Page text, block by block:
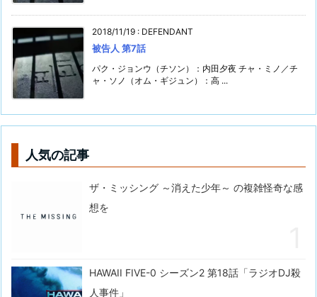
2018/11/19 : DEFENDANT
被告人 第7話
パク・ジョンウ（チソン）：内田夕夜 チャ・ミノ／チ
ャ・ソノ（オム・ギジュン）：高 ...
人気の記事
ザ・ミッシング ～消えた少年～ の複雑怪奇な感
想を
HAWAII FIVE-0 シーズン2 第18話「ラジオDJ殺
人事件」